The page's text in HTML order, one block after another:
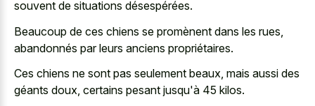
souvent de situations désespérées.
Beaucoup de ces chiens se promènent dans les rues,
abandonnés par leurs anciens propriétaires.
Ces chiens ne sont pas seulement beaux, mais aussi des
géants doux, certains pesant jusqu'à 45 kilos.